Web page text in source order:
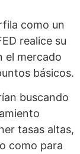
como un
realice su
el mercado
básicos.
buscando
tasas altas,
como para